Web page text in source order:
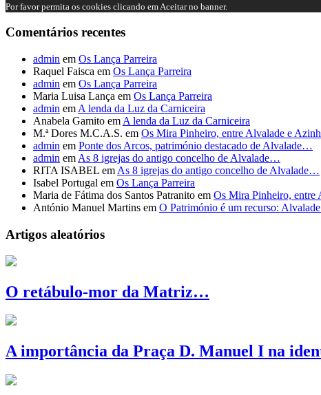
Por favor permita os cookies clicando em Aceitar no banner.
Comentários recentes
admin em Os Lança Parreira
Raquel Faisca em Os Lança Parreira
admin em Os Lança Parreira
Maria Luisa Lança em Os Lança Parreira
admin em A lenda da Luz da Carniceira
Anabela Gamito em A lenda da Luz da Carniceira
M.ª Dores M.C.A.S. em Os Mira Pinheiro, entre Alvalade e
admin em Ponte dos Arcos, património destacado de Alvalade…
admin em As 8 igrejas do antigo concelho de Alvalade…
RITA ISABEL em As 8 igrejas do antigo concelho de Alvalade…
Isabel Portugal em Os Lança Parreira
Maria de Fátima dos Santos Patranito em Os Mira Pinheiro,
António Manuel Martins em O Património é um recurso:
Artigos aleatórios
O retábulo-mor da Matriz…
A importância da Praça D. Manuel I na